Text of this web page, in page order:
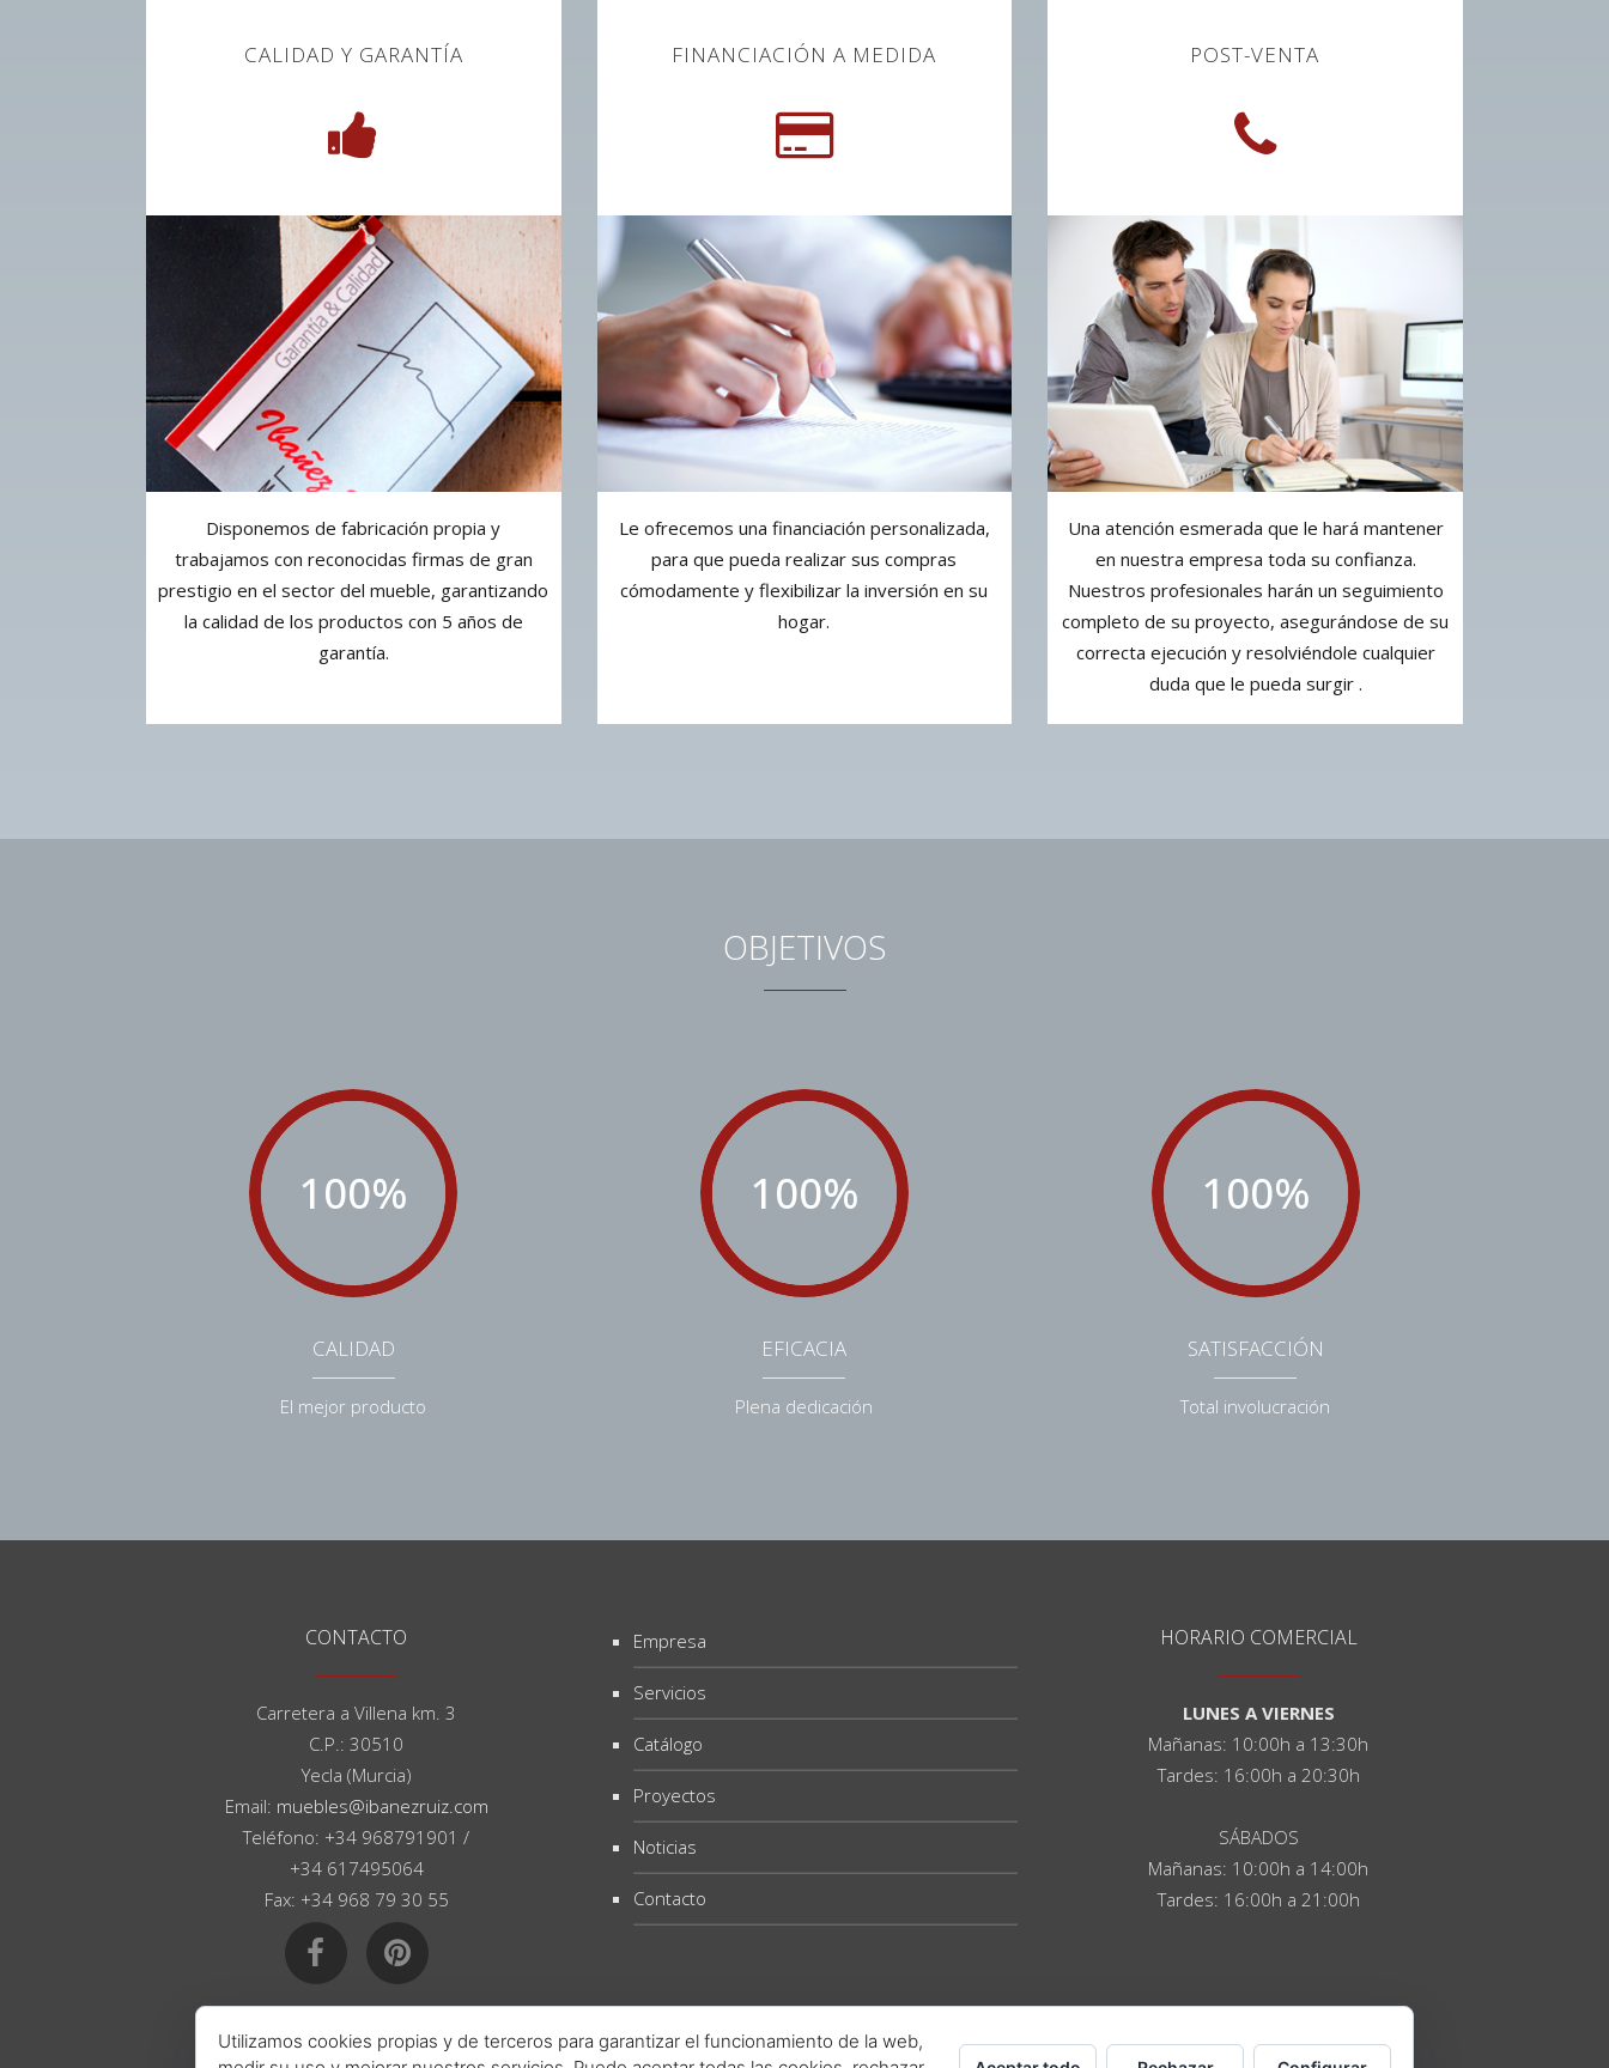
CALIDAD Y GARANTÍA
Disponemos de fabricación propia y
trabajamos con reconocidas firmas de gran
prestigio en el sector del mueble, garantizando
la calidad de los productos con 5 años de
garantía.
FINANCIACIÓN A MEDIDA
Le ofrecemos una financiación personalizada,
para que pueda realizar sus compras
cómodamente y flexibilizar la inversión en su
hogar.
POST-VENTA
Una atención esmerada que le hará mantener
en nuestra empresa toda su confianza.
Nuestros profesionales harán un seguimiento
completo de su proyecto, asegurándose de su
correcta ejecución y resolviéndole cualquier
duda que le pueda surgir .
OBJETIVOS
100%
CALIDAD
El mejor producto
100%
EFICACIA
Plena dedicación
100%
SATISFACCIÓN
Total involucración
CONTACTO
Carretera a Villena km. 3
C.P.: 30510
Yecla (Murcia)
Email: muebles@ibanezruiz.com
Teléfono: +34 968791901 /
+34 617495064
Fax: +34 968 79 30 55
Empresa
Servicios
Catálogo
Proyectos
Noticias
Contacto
HORARIO COMERCIAL
LUNES A VIERNES
Mañanas: 10:00h a 13:30h
Tardes: 16:00h a 20:30h
SÁBADOS
Mañanas: 10:00h a 14:00h
Tardes: 16:00h a 21:00h
Utilizamos cookies propias y de terceros para garantizar el funcionamiento de la web,